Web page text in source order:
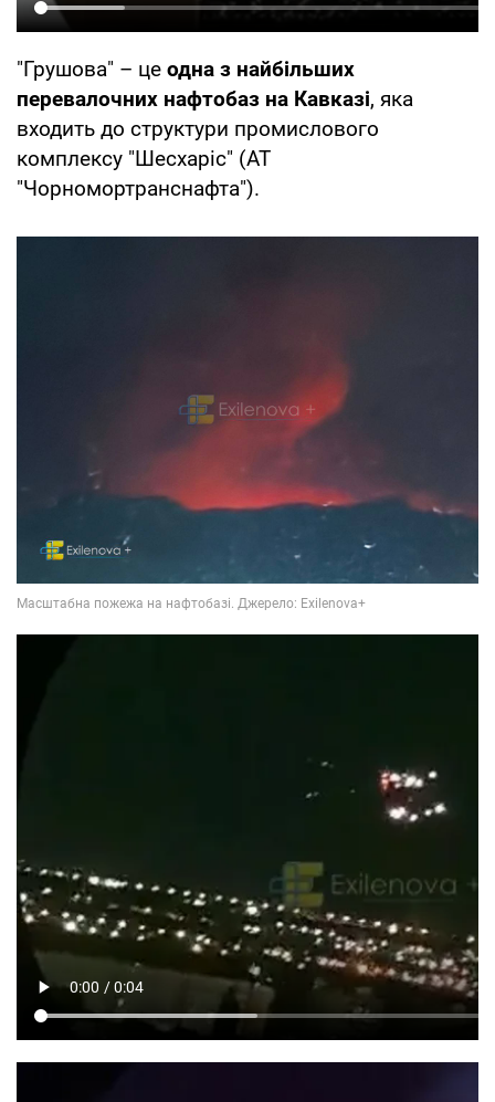
"Грушова" – це одна з найбільших
перевалочних нафтобаз на Кавказі, яка
входить до структури промислового
комплексу "Шесхаріс" (АТ
"Чорномортранснафта").